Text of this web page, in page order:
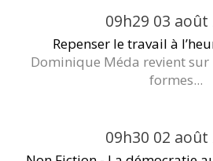
09h29 03 août
Repenser le travail à
Dominique Méda revient sur
formes...
09h30 02 août